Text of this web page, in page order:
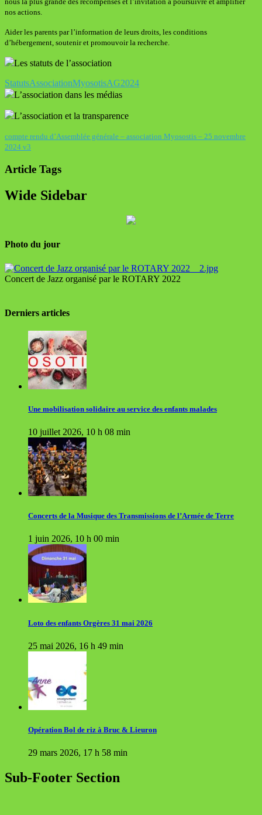
nos actions.
Aider les parents par l’information de leurs droits, les conditions
d’hébergement, soutenir et promouvoir la recherche.
Les statuts de l’association
StatutsAssociationMyosotisAG2024
L’association dans les médias
L’association et la transparence
compte rendu d’Assemblée générale – association Myosostis – 25 novembre
2024 v3
Article Tags
Wide Sidebar
Photo du jour
Concert de Jazz organisé par le ROTARY 2022
Derniers articles
Une mobilisation solidaire au service des enfants malades
10 juillet 2026, 10 h 08 min
Concerts de la Musique des Transmissions de l’Armée de Terre
1 juin 2026, 10 h 00 min
Loto des enfants Orgères 31 mai 2026
25 mai 2026, 16 h 49 min
Opération Bol de riz à Bruc & Lieuron
29 mars 2026, 17 h 58 min
Sub-Footer Section